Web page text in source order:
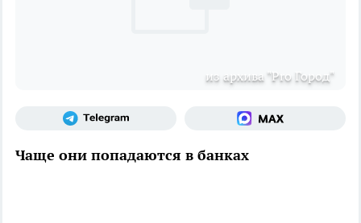
из архива "Pro Город"
Чаще они попадаются в банках